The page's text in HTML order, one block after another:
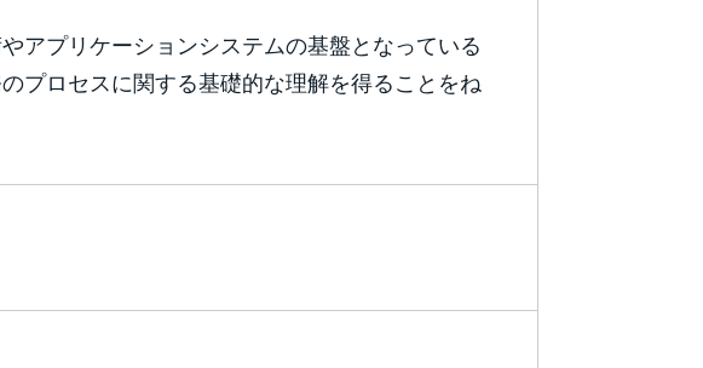
アプリケーションシステムの基盤となっている
プロセスに関する基礎的な理解を得ることをね